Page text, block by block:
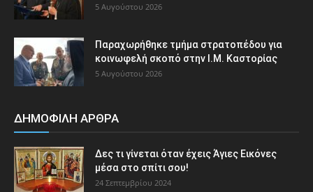
5 Αυγούστου 2026
Παραχωρήθηκε τμήμα στρατοπέδου για
κοινωφελή σκοπό στην Ι.Μ. Καστορίας
5 Αυγούστου 2026
ΔΗΜΟΦΙΛΗ ΑΡΘΡΑ
Δες τι γίνεται όταν έχεις Άγιες Εικόνες
μέσα στο σπίτι σου!
24 Σεπτεμβρίου 2024